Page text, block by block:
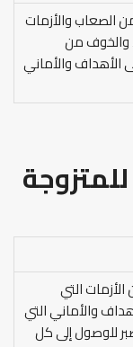
الصعاب والأزمات
والخوف من
الأهداف والأماني
التي
والأماني التي
للوصول إلى كل